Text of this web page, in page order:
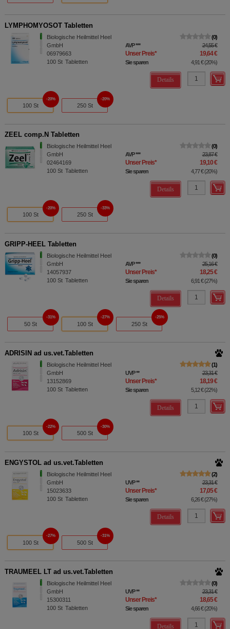
LYMPHOMYOSOT Tabletten
Biologische Heilmittel Heel
GmbH
06979663
100 St Tabletten
0
AVP*** 24,55 €
Unser Preis* 19,64 €
Sie sparen 4,91 €(20%)
Details
100 St
20%
250 St
20%
ZEEL comp.N Tabletten
Biologische Heilmittel Heel
GmbH
02464169
100 St Tabletten
0
AVP*** 23,87 €
Unser Preis* 19,10 €
Sie sparen 4,77 €(20%)
Details
100 St
20%
250 St
33%
GRIPP-HEEL Tabletten
Biologische Heilmittel Heel
GmbH
14057937
100 St Tabletten
0
AVP*** 25,16 €
Unser Preis* 18,25 €
Sie sparen 6,91 €(27%)
Details
50 St
31%
100 St
27%
250 St
25%
ADRISIN ad us.vet.Tabletten
Biologische Heilmittel Heel
GmbH
13152869
100 St Tabletten
1
UVP** 23,31 €
Unser Preis* 18,19 €
Sie sparen 5,12 €(22%)
Details
100 St
22%
500 St
30%
ENGYSTOL ad us.vet.Tabletten
Biologische Heilmittel Heel
GmbH
15023633
100 St Tabletten
2
UVP** 23,31 €
Unser Preis* 17,05 €
Sie sparen 6,26 €(27%)
Details
100 St
27%
500 St
31%
TRAUMEEL LT ad us.vet.Tabletten
Biologische Heilmittel Heel
GmbH
15300311
100 St Tabletten
0
UVP** 23,31 €
Unser Preis* 18,65 €
Sie sparen 4,66 €(20%)
Details